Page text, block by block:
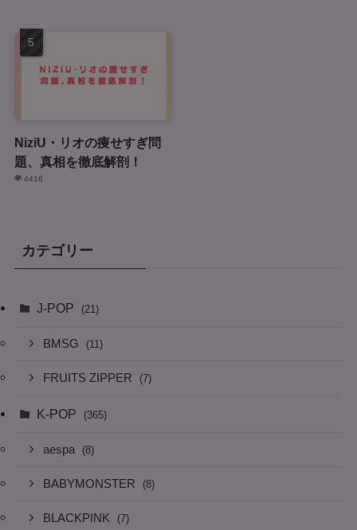
NiziU・リオの痩せすぎ問
題、真相を徹底解剖！
4416
カテゴリー
J-POP (21)
BMSG (11)
FRUITS ZIPPER (7)
K-POP (365)
aespa (8)
BABYMONSTER (8)
BLACKPINK (7)